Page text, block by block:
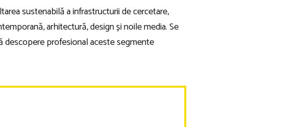
sustenabilă a infrastructurii de cercetare,
arhitectură, design și noile media. Se
descopere profesional aceste segmente